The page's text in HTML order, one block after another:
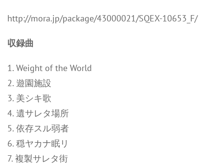
http://mora.jp/package/43000021/SQEX-10653_F/
収録曲
1. Weight of the World
2. 遊園施設
3. 美シキ歌
4. 遺サレタ場所
5. 依存スル弱者
6. 穏ヤカナ眠リ
7. 複製サレタ街